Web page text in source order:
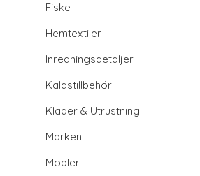
Fiske
Hemtextiler
Inredningsdetaljer
Kalastillbehör
Kläder & Utrustning
Märken
Möbler